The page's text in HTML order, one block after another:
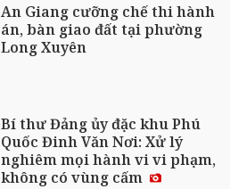
An Giang cưỡng chế thi hành
án, bàn giao đất tại phường
Long Xuyên
Bí thư Đảng ủy đặc khu Phú
Quốc Đinh Văn Nơi: Xử lý
nghiêm mọi hành vi vi phạm,
không có vùng cấm